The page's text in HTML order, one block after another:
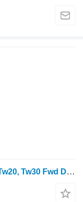
Раздаточная коробка Ford Tw10, Tw20, Tw30 Fwd Drop Box Assembly Zp1927128, E0nn3n211aa, D4NN2N731A для трактора колесного